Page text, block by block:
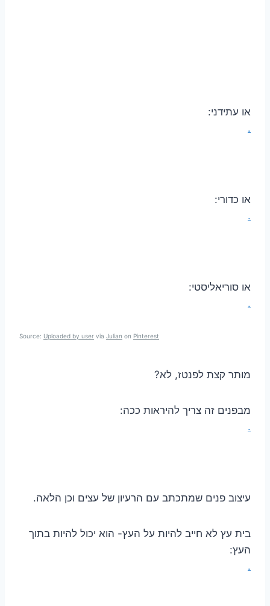
או עתידני:
.
או כדורי:
.
או סוריאליסטי:
.
Source: Uploaded by user via Julian on Pinterest
מותר קצת לפנטז, לא?
מבפנים זה צריך להיראות ככה:
.
עיצוב פנים שמתכתב עם הרעיון של עצים וכן הלאה.
בית עץ לא חייב להיות על העץ- הוא יכול להיות בתוך
העץ:
.